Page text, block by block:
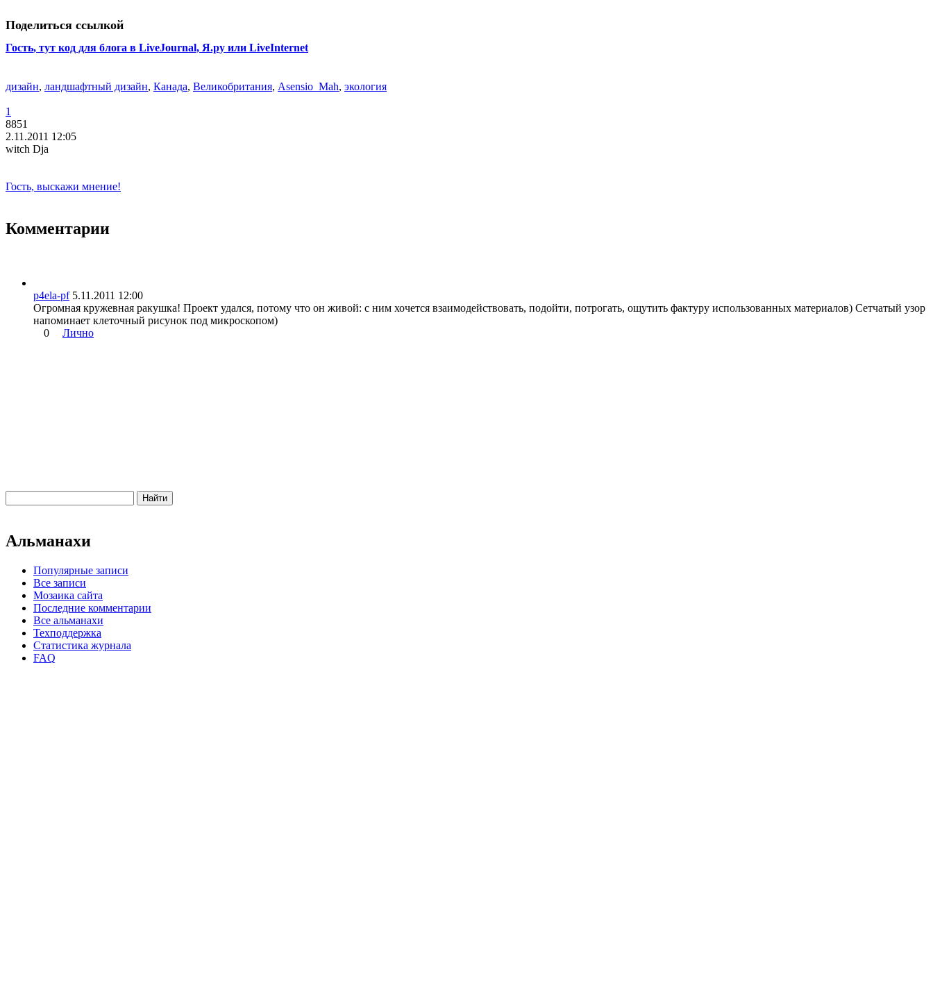
Поделиться ссылкой
Гость, тут код для блога в LiveJournal, Я.ру или LiveInternet
дизайн, ландшафтный дизайн, Канада, Великобритания, Asensio_Mah, экология
1
8851
2.11.2011 12:05
witch Dja
Гость, выскажи мнение!
Комментарии
p4ela-pf 5.11.2011 12:00
Огромная кружевная ракушка! Проект удался, потому что он живой: с ним хочется взаимодействовать, подойти, потрогать, ощутить фактуру использованных материалов) Сетчатый узор
напоминает клеточный рисунок под микроскопом)
0
Лично
Альманахи
Популярные записи
Все записи
Мозаика сайта
Последние комментарии
Все альманахи
Техподдержка
Статистика журнала
FAQ